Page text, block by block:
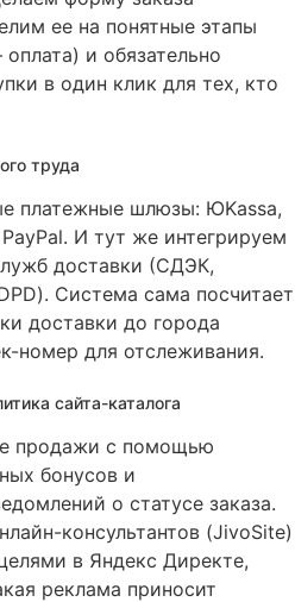
ее на понятные этапы
и обязательно
в один клик для тех, кто
труда
платежные шлюзы: ЮKassa,
. И тут же интегрируем
доставки (СДЭК,
. Система сама посчитает
доставки до города
номер для отслеживания.
сайта-каталога
продажи с помощью
бонусов и
о статусе заказа.
консультантов (JivoSite)
в Яндекс Директе,
реклама приносит